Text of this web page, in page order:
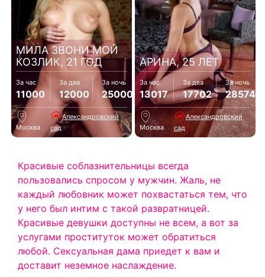
МИЛА ЗВОНИ МОЙ
КОЗЛИК, 21 ГОД
За час
11000
За два
12000
За ночь
25000
Москва
Александровский
сад
АРИНА, 25 ЛЕТ
За час
13017
За два
17702
За ночь
28574
Москва
Александровский
сад
Красивые соблазнительницы всегда
пользовались спросом у мужчин. Жаль, не
каждый любовник может похвастаться тем, что
у него был интим с такой развратницей.
Красивые девушки доступны не всем, а вот за
услугами проституток может обратиться
любой. Сексуальная дама приедет к вам и
доставит неземное наслаждение.